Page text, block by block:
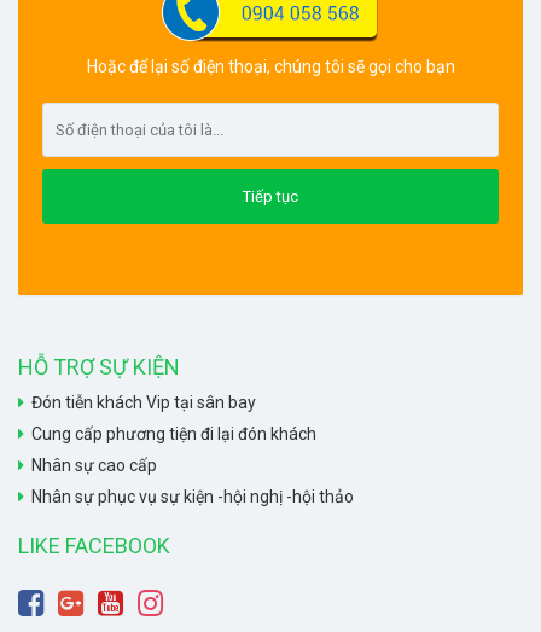
Hoặc để lại số điện thoại, chúng tôi sẽ gọi cho bạn
HỖ TRỢ SỰ KIỆN
Đón tiễn khách Vip tại sân bay
Cung cấp phương tiện đi lại đón khách
Nhân sự cao cấp
Nhân sự phục vụ sự kiện -hội nghị -hội thảo
LIKE FACEBOOK